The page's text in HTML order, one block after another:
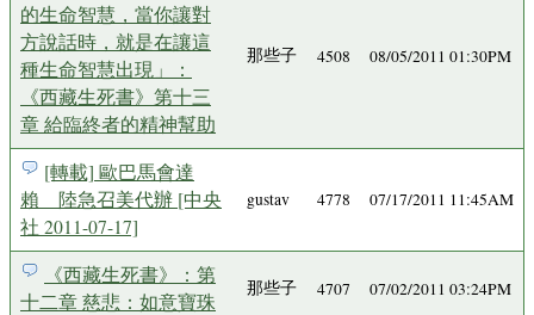
的生命智慧，當你讓對
方說話時，就是在讓這
種生命智慧出現」：
《西藏生死書》第十三
章 給臨終者的精神幫助
那些子 4508 08/05/2011 01:30PM
[轉載] 歐巴馬會達
賴 陸急召美代辦 [中央
社 2011-07-17]
gustav 4778 07/17/2011 11:45AM
《西藏生死書》：第
十二章 慈悲：如意寶珠
那些子 4707 07/02/2011 03:24PM